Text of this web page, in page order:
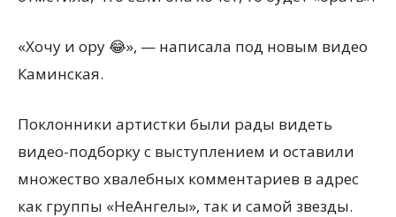
«Хочу и ору 😂», — написала под новым видео
Каминская.
Поклонники артистки были рады видеть
видео-подборку с выступлением и оставили
множество хвалебных комментариев в адрес
как группы «НеАнгелы», так и самой звезды.